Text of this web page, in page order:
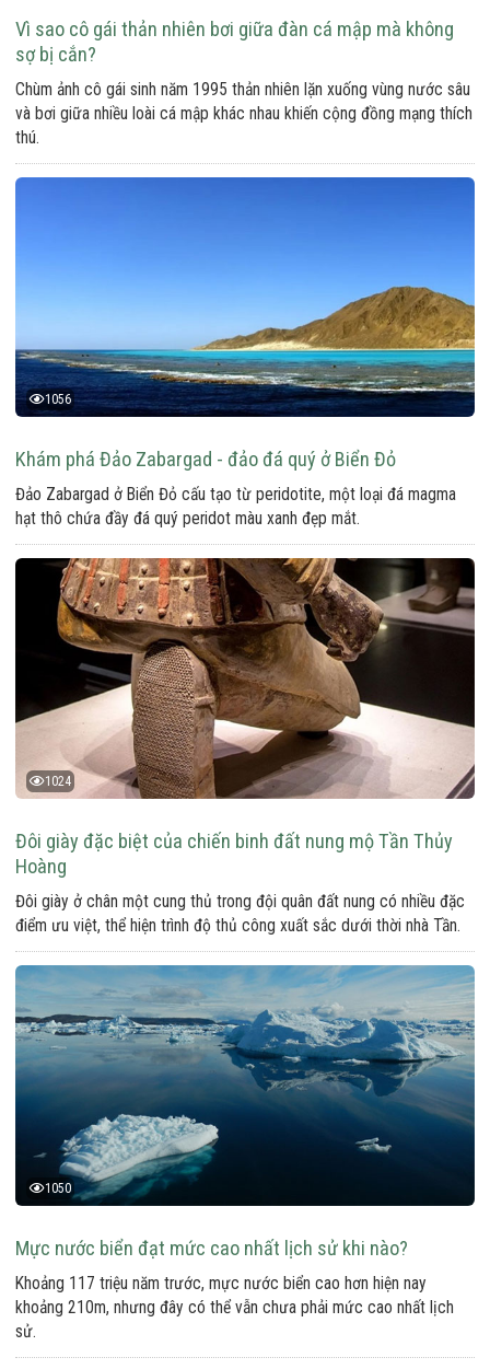
Vì sao cô gái thản nhiên bơi giữa đàn cá mập mà không
sợ bị cắn?
Chùm ảnh cô gái sinh năm 1995 thản nhiên lặn xuống vùng nước sâu
và bơi giữa nhiều loài cá mập khác nhau khiến cộng đồng mạng thích
thú.
1056
Khám phá Đảo Zabargad - đảo đá quý ở Biển Đỏ
Đảo Zabargad ở Biển Đỏ cấu tạo từ peridotite, một loại đá magma
hạt thô chứa đầy đá quý peridot màu xanh đẹp mắt.
1024
Đôi giày đặc biệt của chiến binh đất nung mộ Tần Thủy
Hoàng
Đôi giày ở chân một cung thủ trong đội quân đất nung có nhiều đặc
điểm ưu việt, thể hiện trình độ thủ công xuất sắc dưới thời nhà Tần.
1050
Mực nước biển đạt mức cao nhất lịch sử khi nào?
Khoảng 117 triệu năm trước, mực nước biển cao hơn hiện nay
khoảng 210m, nhưng đây có thể vẫn chưa phải mức cao nhất lịch
sử.